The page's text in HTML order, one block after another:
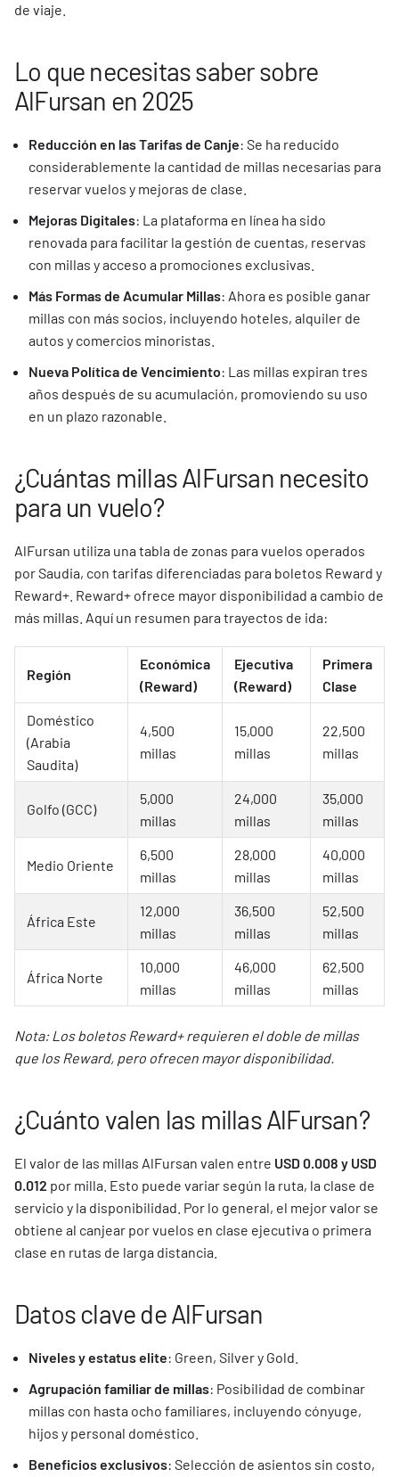
de viaje.
Lo que necesitas saber sobre
AlFursan en 2025
Reducción en las Tarifas de Canje: Se ha reducido
considerablemente la cantidad de millas necesarias para
reservar vuelos y mejoras de clase.
Mejoras Digitales: La plataforma en línea ha sido
renovada para facilitar la gestión de cuentas, reservas
con millas y acceso a promociones exclusivas.
Más Formas de Acumular Millas: Ahora es posible ganar
millas con más socios, incluyendo hoteles, alquiler de
autos y comercios minoristas.
Nueva Política de Vencimiento: Las millas expiran tres
años después de su acumulación, promoviendo su uso
en un plazo razonable.
¿Cuántas millas AlFursan necesito
para un vuelo?
AlFursan utiliza una tabla de zonas para vuelos operados
por Saudia, con tarifas diferenciadas para boletos Reward y
Reward+. Reward+ ofrece mayor disponibilidad a cambio de
más millas. Aquí un resumen para trayectos de ida:
Región
Económica
(Reward)
Ejecutiva
(Reward)
Primera
Clase
Doméstico
(Arabia
Saudita)
4,500
millas
15,000
millas
22,500
millas
Golfo (GCC)
5,000
millas
24,000
millas
35,000
millas
Medio Oriente
6,500
millas
28,000
millas
40,000
millas
África Este
12,000
millas
36,500
millas
52,500
millas
África Norte
10,000
millas
46,000
millas
62,500
millas
Nota: Los boletos Reward+ requieren el doble de millas
que los Reward, pero ofrecen mayor disponibilidad.
¿Cuánto valen las millas AlFursan?
El valor de las millas AlFursan valen entre USD 0.008 y USD
0.012 por milla. Esto puede variar según la ruta, la clase de
servicio y la disponibilidad. Por lo general, el mejor valor se
obtiene al canjear por vuelos en clase ejecutiva o primera
clase en rutas de larga distancia.
Datos clave de AlFursan
Niveles y estatus elite: Green, Silver y Gold.
Agrupación familiar de millas: Posibilidad de combinar
millas con hasta ocho familiares, incluyendo cónyuge,
hijos y personal doméstico.
Beneficios exclusivos: Selección de asientos sin costo,